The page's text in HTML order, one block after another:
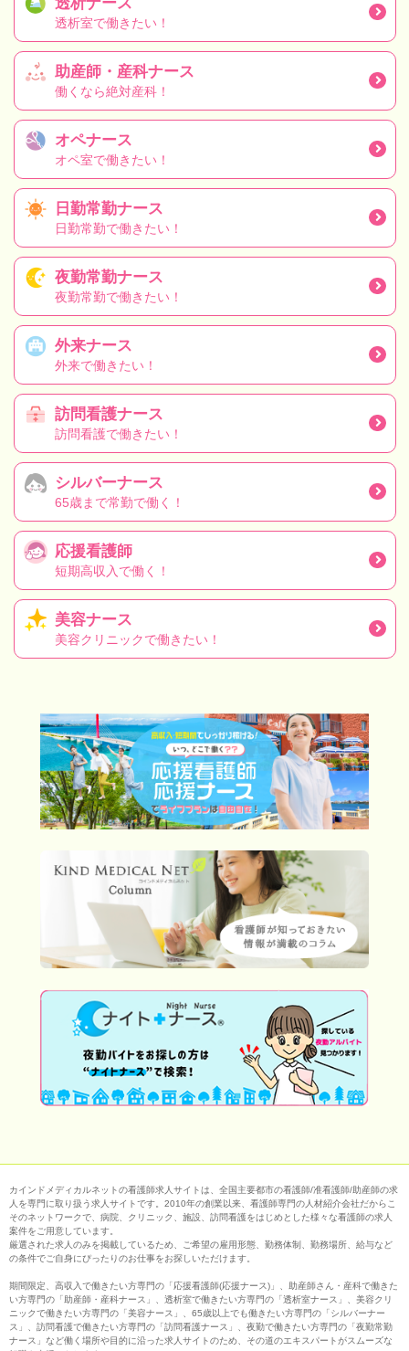
透析室で働きたい！
助産師・産科ナース
働くなら絶対産科！
オペナース
オペ室で働きたい！
日勤常勤ナース
日勤常勤で働きたい！
夜勤常勤ナース
夜勤常勤で働きたい！
外来ナース
外来で働きたい！
訪問看護ナース
訪問看護で働きたい！
シルバーナース
65歳まで常勤で働く！
応援看護師
短期高収入で働く！
美容ナース
美容クリニックで働きたい！
カインドメディカルネットの看護師求人サイトは、全国主要都市の看護師/准看護師/助産師の求
人を専門に取り扱う求人サイトです。2010年の創業以来、看護師専門の人材紹介会社だからこ
そのネットワークで、病院、クリニック、施設、訪問看護をはじめとした様々な看護師の求人
案件をご用意しています。
厳選された求人のみを掲載しているため、ご希望の雇用形態、勤務体制、勤務場所、給与など
の条件でご自身にぴったりのお仕事をお探しいただけます。
期間限定、高収入で働きたい方専門の「応援看護師(応援ナース)」、助産師さん・産科で働きた
い方専門の「助産師・産科ナース」、透析室で働きたい方専門の「透析室ナース」、美容クリ
ニックで働きたい方専門の「美容ナース」、65歳以上でも働きたい方専門の「シルバーナー
ス」、訪問看護で働きたい方専門の「訪問看護ナース」、夜勤で働きたい方専門の「夜勤常勤
ナース」など働く場所や目的に沿った求人サイトのため、その道のエキスパートがスムーズな